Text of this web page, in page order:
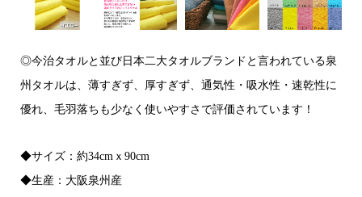
◎今治タオルと並び日本二大タオルブランドと言われている泉
州タオルは、薄すぎず、厚すぎず、通気性・吸水性・速乾性に
優れ、毛羽落ちも少なく使いやすさで評価されています！
◆サイズ：約34cmｘ90cm
◆生産：大阪泉州産